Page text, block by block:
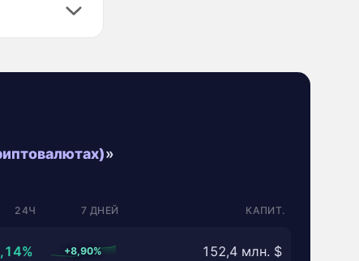
»
24Ч 7 ДНЕЙ КАПИТ.
+8,90% 152,4 млн. $